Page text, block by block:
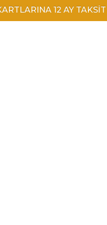
12 AY TAKSİT |